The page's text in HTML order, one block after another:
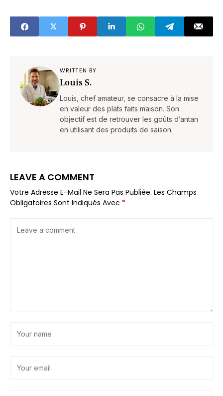
WRITTEN BY
Louis S.
Louis, chef amateur, se consacre à la mise
en valeur des plats faits maison. Son
objectif est de retrouver les goûts d’antan
en utilisant des produits de saison.
LEAVE A COMMENT
Votre Adresse E-Mail Ne Sera Pas Publiée. Les Champs
Obligatoires Sont Indiqués Avec *